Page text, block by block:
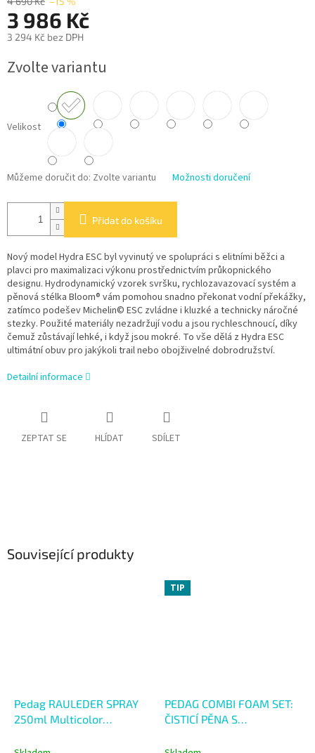
3 986 Kč
3 294 Kč bez DPH
cena:
Zvolte variantu
Velikost
Můžeme doručit do: Zvolte variantu Možnosti doručení
Přidat do košíku
Nový model Hydra ESC byl vyvinutý ve spolupráci s elitními běžci a
plavci pro maximalizaci výkonu prostřednictvím průkopnického
designu. Hydrodynamický vzorek svršku, rychlozavazovací systém a
pěnová stélka Bloom® vám pomohou snadno překonat vodní překážky,
zatímco podešev Michelin© ESC zvládne i kluzké a technicky náročné
stezky. Použité materiály nezadržují vodu a jsou rychleschnoucí, díky
čemuž zůstávají lehké, i když jsou mokré. To vše dělá z Hydra ESC
ultimátní obuv pro jakýkoli trail nebo obojživelné dobrodružství.
Detailní informace
ZEPTAT SE HLÍDAT SDÍLET
Související produkty
Pedag RAULEDER SPRAY
250ml Multicolor
impregnací
TIP
PEDAG COMBI FOAM SET:
ČISTICÍ PĚNA S